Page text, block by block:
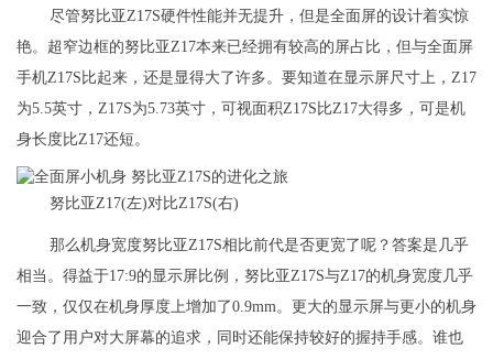
尽管努比亚Z17S硬件性能并无提升，但是全面屏的设计着实惊
艳。超窄边框的努比亚Z17本来已经拥有较高的屏占比，但与全面屏
手机Z17S比起来，还是显得大了许多。要知道在显示屏尺寸上，Z17
为5.5英寸，Z17S为5.73英寸，可视面积Z17S比Z17大得多，可是机
身长度比Z17还短。
努比亚Z17(左)对比Z17S(右)
那么机身宽度努比亚Z17S相比前代是否更宽了呢？答案是几乎
相当。得益于17:9的显示屏比例，努比亚Z17S与Z17的机身宽度几乎
一致，仅仅在机身厚度上增加了0.9mm。更大的显示屏与更小的机身
迎合了用户对大屏幕的追求，同时还能保持较好的握持手感。谁也